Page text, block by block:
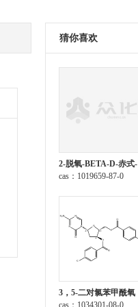
猜你喜欢
2-脱氧-BETA-D-赤式-
呋喃戊糖 1-乙酸酯 3,5-
cas：1019659-87-0
3，5-二对氯苯甲酰氧
基-2-脱氧-5-氮杂胞苷
cas：1034301-08-0